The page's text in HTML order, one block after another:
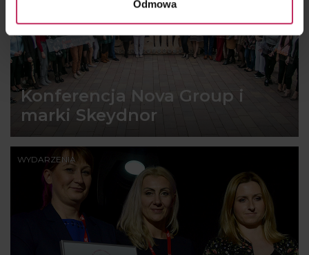
Odmowa
Konferencja Nova Group i
marki Skeydnor
WYDARZENIA